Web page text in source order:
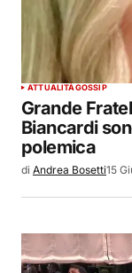
ATTUALITÀGOSSIP
Grande
Biancardi
polemica
di Andrea Bosetti15